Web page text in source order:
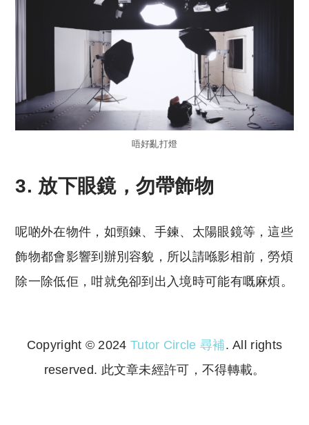
唔好亂打燈
3. 放下眼鏡，勿帶飾物
呢啲外在物件，如頸鍊、手鍊、太陽眼鏡等，這些
飾物都會影響到辦別容貌，所以請喺影相前，勞煩
除一除低佢，咁就免卻到出入境時可能有嘅麻煩。
Copyright © 2024 Tutor Circle 尋補. All rights
reserved. 此文章未經許可，不得轉載。